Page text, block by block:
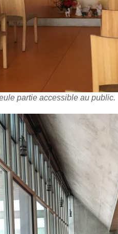
partie accessible au public.